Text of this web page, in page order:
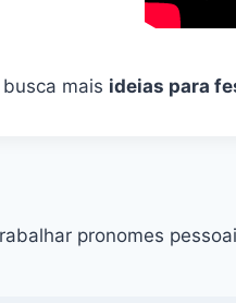
mais ideias para
pronomes